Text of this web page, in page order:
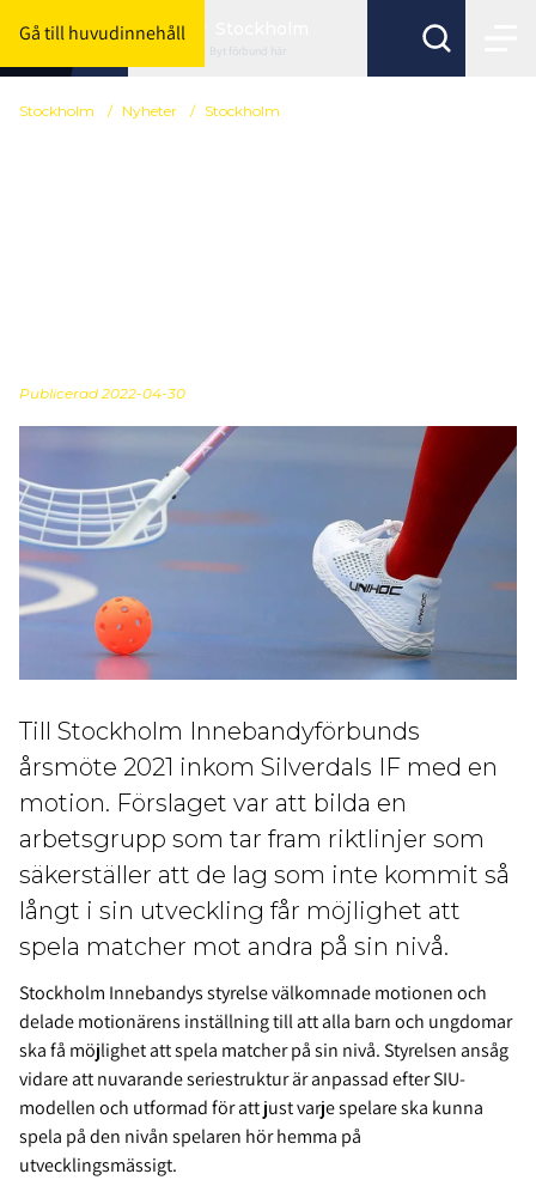
Gå till huvudinnehåll
Byt förbund här
Stockholm / Nyheter / Stockholm
Publicerad 2022-04-30
Till Stockholm Innebandyförbunds
årsmöte 2021 inkom Silverdals IF med en
motion. Förslaget var att bilda en
arbetsgrupp som tar fram riktlinjer som
säkerställer att de lag som inte kommit så
långt i sin utveckling får möjlighet att
spela matcher mot andra på sin nivå.
Stockholm Innebandys styrelse välkomnade motionen och
delade motionärens inställning till att alla barn och ungdomar
ska få möjlighet att spela matcher på sin nivå. Styrelsen ansåg
vidare att nuvarande seriestruktur är anpassad efter SIU-
modellen och utformad för att just varje spelare ska kunna
spela på den nivån spelaren hör hemma på
utvecklingsmässigt.